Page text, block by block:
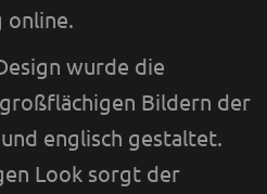
online.
wurde die
Bildern der
englisch gestaltet.
Look sorgt der